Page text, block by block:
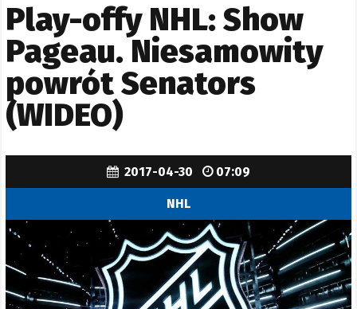
Play-offy NHL: Show
Pageau. Niesamowity
powrót Senators
(WIDEO)
2017-04-30 07:09
NHL